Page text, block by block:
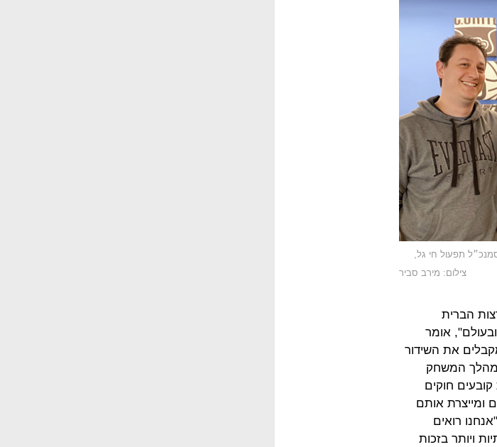
תפעול חי גל,
צילום: מירב סביר
בארצות הברית
200 עובדים בישראל ובעולם", אומר
את השידור
המשחק
קובעים חוקים
ומייצרת אותם
רואים
ויותר בזכות